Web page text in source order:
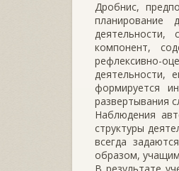
Дробнис,
планирование
деятельности,
компонент,
рефлексивно-
деятельности,
формируется
развертывания
Наблюдения
структуры
всегда
образом,